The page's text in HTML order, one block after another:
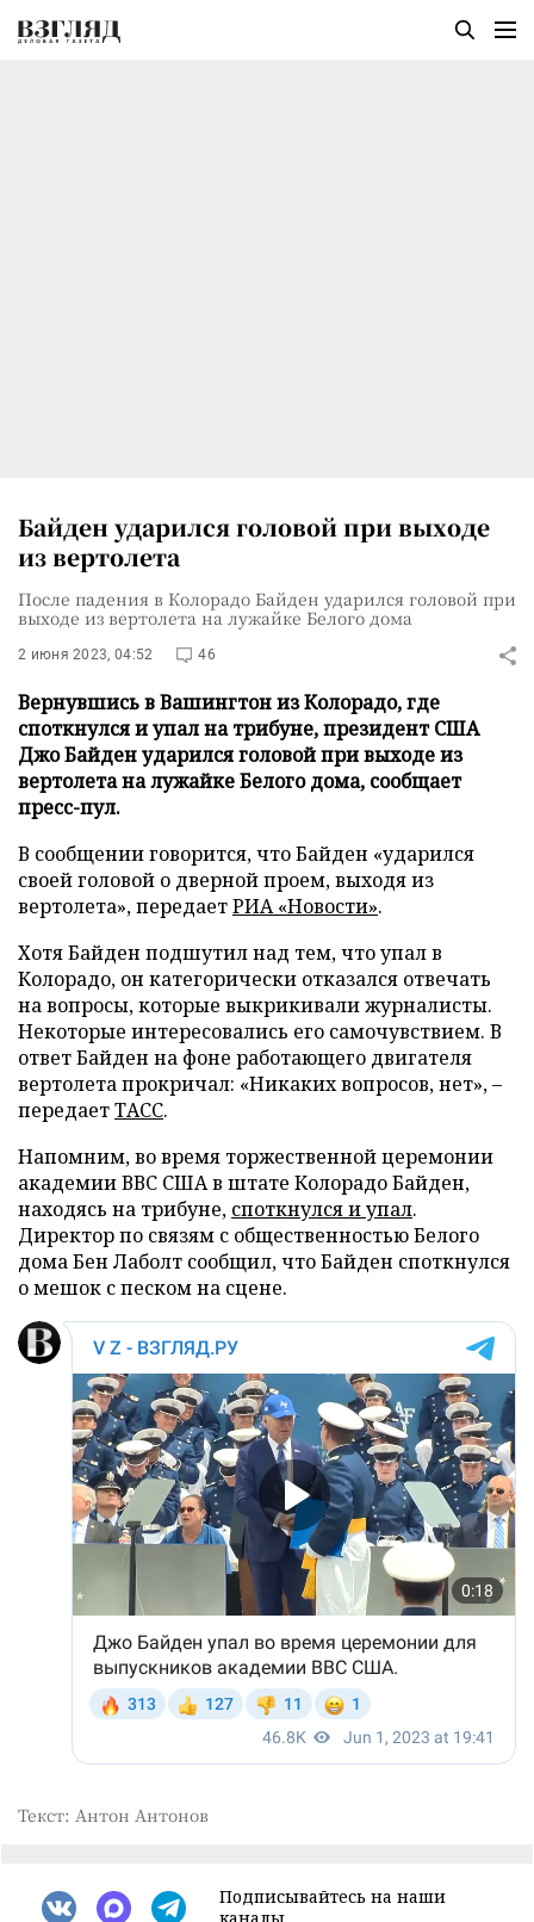
Байден ударился головой при выходе
из вертолета
После падения в Колорадо Байден ударился головой при
выходе из вертолета на лужайке Белого дома
2 июня 2023, 04:52 46
Вернувшись в Вашингтон из Колорадо, где
споткнулся и упал на трибуне, президент США
Джо Байден ударился головой при выходе из
вертолета на лужайке Белого дома, сообщает
пресс-пул.
В сообщении говорится, что Байден «ударился
своей головой о дверной проем, выходя из
вертолета», передаетРИА «Новости».
Хотя Байден подшутил над тем, что упал в
Колорадо, он категорически отказался отвечать
на вопросы, которые выкрикивали журналисты.
Некоторые интересовались его самочувствием. В
ответ Байден на фоне работающего двигателя
вертолета прокричал: «Никаких вопросов, нет», –
передаетТАСС.
Напомним, во время торжественной церемонии
академии ВВС США в штате Колорадо Байден,
находясь на трибуне, споткнулся и упал.
Директор по связям с общественностью Белого
дома Бен Лаболт сообщил, что Байден споткнулся
о мешок с песком на сцене.
Текст: Антон Антонов
Подписывайтесь на наши